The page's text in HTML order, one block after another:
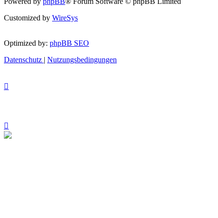
Customized by WireSys
Optimized by: phpBB SEO
Datenschutz | Nutzungsbedingungen